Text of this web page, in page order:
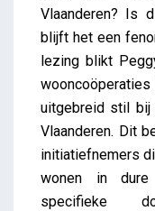
Vlaanderen? Is
blijft het een
lezing blikt
wooncoöperaties
uitgebreid stil bij
Vlaanderen. Dit
initiatiefnemers
wonen in dure
specifieke